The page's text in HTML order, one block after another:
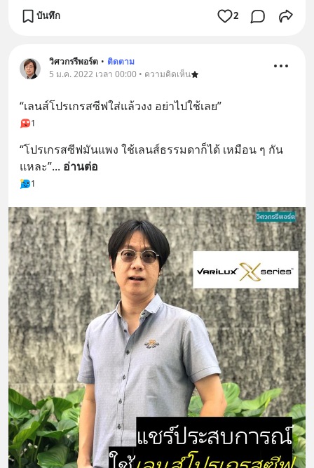
บันทึก 2
วิศวกรรีพอร์ต • ติดตาม
5 ม.ค. 2022 เวลา 00:00 • ความคิดเห็น
“เลนส์โปรเกรสซีฟใส่แล้วงง อย่าไปใช้เลย”
1
“โปรเกรสซีฟมันแพง ใช้เลนส์ธรรมดาก็ได้ เหมือน ๆ กัน
แหละ”... อ่านต่อ
1